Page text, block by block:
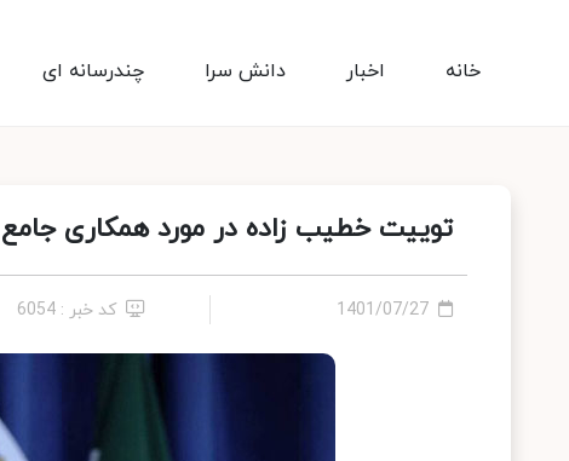
چندرسانه ای دانش سرا اخبار خانه
توییت خطیب زاده در مورد همکاری
1401/07/27 کد خبر : 6054